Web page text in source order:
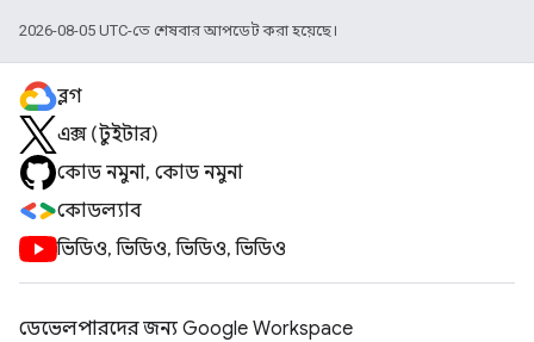
2026-08-05 UTC-তে শেষবার আপডেট করা হয়েছে।
ব্লগ
এক্স (টুইটার)
কোড নমুনা, কোড নমুনা
কোডল্যাব
ভিডিও, ভিডিও, ভিডিও, ভিডিও
ডেভেলপারদের জন্য Google Workspace